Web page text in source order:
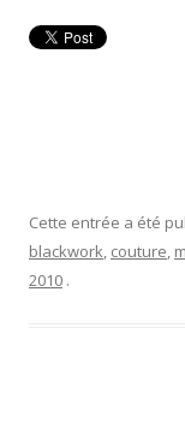
Cette entrée a été
blackwork, couture,
2010 .